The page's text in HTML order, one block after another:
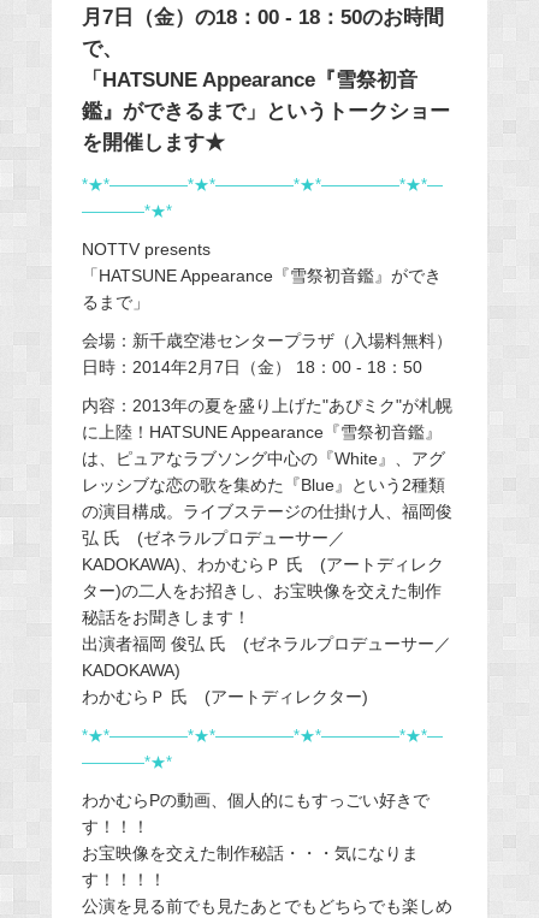
月7日（金）の18：00 - 18：50のお時間
で、
「HATSUNE Appearance『雪祭初音
鑑』ができるまで」というトークショー
を開催します★
*★*―――――*★*―――――*★*―――――*★*―
――――*★*
NOTTV presents
「HATSUNE Appearance『雪祭初音鑑』ができ
るまで」
会場：新千歳空港センタープラザ（入場料無料）
日時：2014年2月7日（金） 18：00 - 18：50
内容：2013年の夏を盛り上げた"あぴミク"が札幌
に上陸！HATSUNE Appearance『雪祭初音鑑』
は、ピュアなラブソング中心の『White』、アグ
レッシブな恋の歌を集めた『Blue』という2種類
の演目構成。ライブステージの仕掛け人、福岡俊
弘 氏 (ゼネラルプロデューサー／
KADOKAWA)、わかむらＰ 氏 (アートディレク
ター)の二人をお招きし、お宝映像を交えた制作
秘話をお聞きします！
出演者福岡 俊弘 氏 (ゼネラルプロデューサー／
KADOKAWA)
わかむらＰ 氏 (アートディレクター)
*★*―――――*★*―――――*★*―――――*★*―
――――*★*
わかむらPの動画、個人的にもすっごい好きで
す！！！
お宝映像を交えた制作秘話・・・気になりま
す！！！！
公演を見る前でも見たあとでもどちらでも楽しめ